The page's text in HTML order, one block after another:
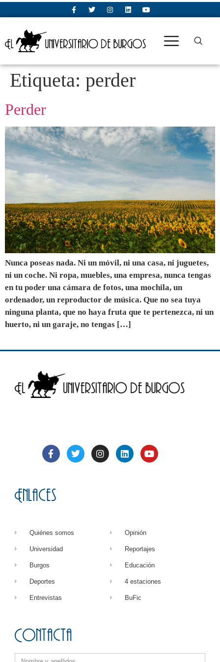
Etiqueta: perder
Perder
Nunca poseas nada. Ni un móvil, ni una casa, ni juguetes,
ni un coche. Ni ropa, muebles, una empresa, nunca tengas
en tu poder una cámara de fotos, una mochila, un
ordenador, un reproductor de música. Que no sea tuya
ninguna planta, que no haya fruta que te pertenezca, ni un
huerto, ni un garaje, no tengas […]
Enlaces
Quiénes somos
Universidad
Burgos
Deportes
Entrevistas
Opinión
Reportajes
Educación
4 estaciones
BuFic
Contacta